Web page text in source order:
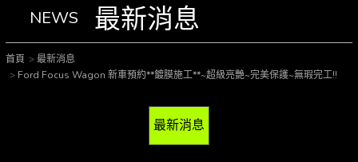
NEWS 最新消息
首頁
最新消息
Ford Focus Wagon 新車預約**鍍膜施工**~超級亮艷~完美保護~無瑕完工!!
最新消息